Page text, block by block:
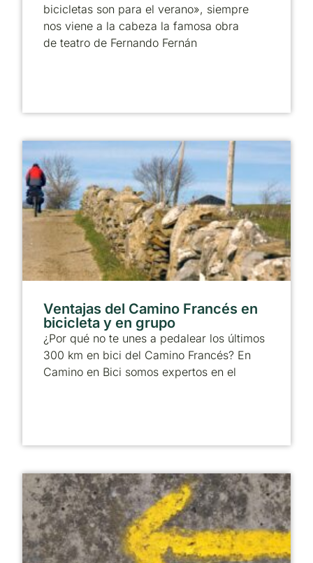
bicicletas son para el verano», siempre
nos viene a la cabeza la famosa obra
de teatro de Fernando Fernán
Ventajas del Camino Francés en
bicicleta y en grupo
¿Por qué no te unes a pedalear los últimos
300 km en bici del Camino Francés? En
Camino en Bici somos expertos en el